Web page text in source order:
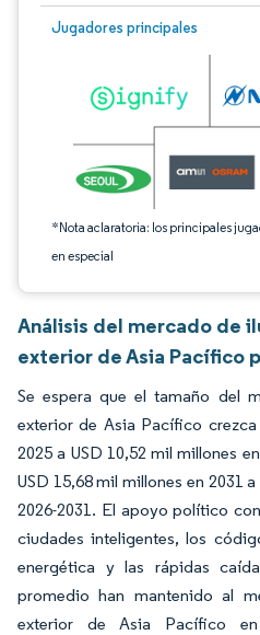
Jugadores principales
*Nota aclaratoria: los principales
en especial
Imagen © Mordor Intelligence. El uso
Análisis del mercado de
exterior de Asia Pacífico
Se espera que el tamaño del
exterior de Asia Pacífico
2025 a USD 10,52 mil millones
USD 15,68 mil millones en 2031
2026-2031. El apoyo político
ciudades inteligentes, los
energética y las rápidas
promedio han mantenido al
exterior de Asia Pacífico